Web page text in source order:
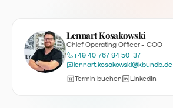
Lennart Kosakowski
Chief Operating Officer - COO
+49 40 767 94 50-37
lennart.kosakowski@kbundb.de
Termin buchen
LinkedIn